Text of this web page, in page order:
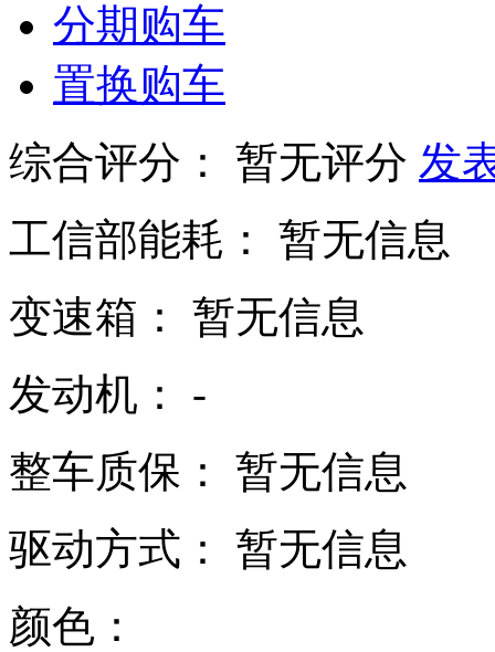
分期购车
置换购车
综合评分：
暂无评分 发
工信部能耗：
暂无信息
变速箱：
暂无信息
发动机：
-
整车质保：
暂无信息
驱动方式：
暂无信息
颜色：